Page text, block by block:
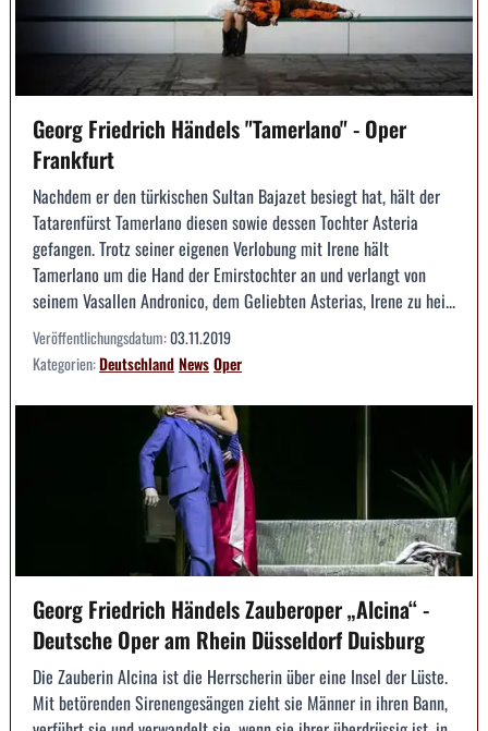
Georg Friedrich Händels "Tamerlano" - Oper
Frankfurt
Nachdem er den türkischen Sultan Bajazet besiegt hat, hält der
Tatarenfürst Tamerlano diesen sowie dessen Tochter Asteria
gefangen. Trotz seiner eigenen Verlobung mit Irene hält
Tamerlano um die Hand der Emirstochter an und verlangt von
seinem Vasallen Andronico, dem Geliebten Asterias, Irene zu hei...
Veröffentlichungsdatum:03.11.2019
Kategorien:DeutschlandNewsOper
Georg Friedrich Händels Zauberoper „Alcina“ -
Deutsche Oper am Rhein Düsseldorf Duisburg
Die Zauberin Alcina ist die Herrscherin über eine Insel der Lüste.
Mit betörenden Sirenengesängen zieht sie Männer in ihren Bann,